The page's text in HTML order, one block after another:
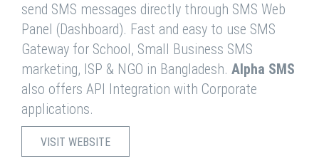
send SMS messages directly through SMS Web
Panel (Dashboard). Fast and easy to use SMS
Gateway for School, Small Business SMS
marketing, ISP & NGO in Bangladesh. Alpha SMS
also offers API Integration with Corporate
applications.
VISIT WEBSITE